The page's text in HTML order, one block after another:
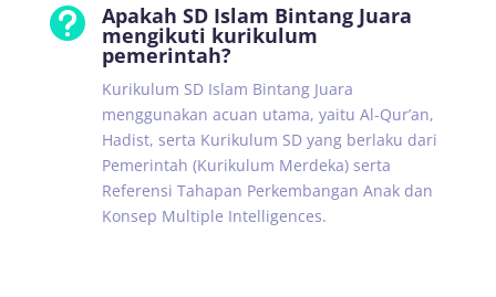
 Apakah SD Islam Bintang Juara
mengikuti kurikulum
pemerintah?
Kurikulum SD Islam Bintang Juara
menggunakan acuan utama, yaitu Al-Qur’an,
Hadist, serta Kurikulum SD yang berlaku dari
Pemerintah (Kurikulum Merdeka) serta
Referensi Tahapan Perkembangan Anak dan
Konsep Multiple Intelligences.